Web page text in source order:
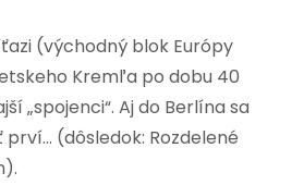
(východný blok Európy
Kremľa po dobu 40
„spojenci“. Aj do Berlína sa
(dôsledok: Rozdelené